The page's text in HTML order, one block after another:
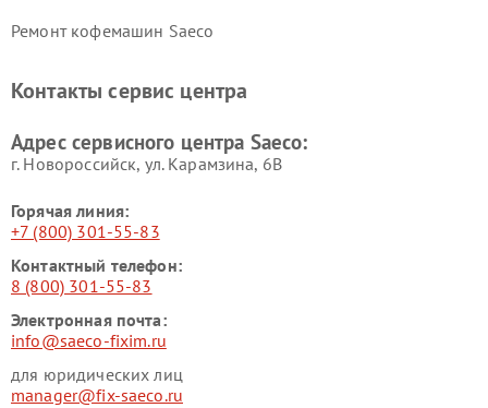
Ремонт кофемашин Saeco
Контакты сервис центра
Адрес сервисного центра Saeco:
г. Новороссийск, ул. Карамзина, 6В
Горячая линия:
+7 (800) 301-55-83
Контактный телефон:
8 (800) 301-55-83
Электронная почта:
info@saeco-fixim.ru
для юридических лиц
manager@fix-saeco.ru